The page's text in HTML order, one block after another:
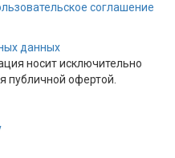
соглашение
данных
носит исключительно
публичной офертой.